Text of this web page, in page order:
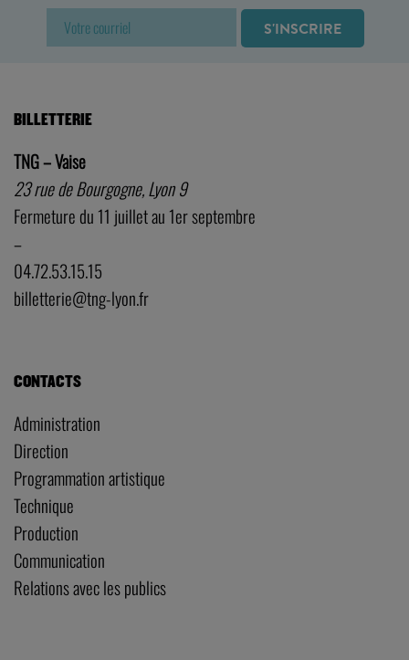
BILLETTERIE
TNG – Vaise
23 rue de Bourgogne, Lyon 9
Fermeture du 11 juillet au 1er septembre
–
04.72.53.15.15
billetterie@tng-lyon.fr
CONTACTS
Administration
Direction
Programmation artistique
Technique
Production
Communication
Relations avec les publics